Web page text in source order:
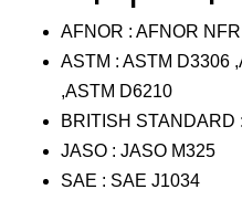
AFNOR : AFNOR
ASTM : ASTM D3306
,ASTM D6210
BRITISH STANDARD
JASO : JASO M325
SAE : SAE J1034